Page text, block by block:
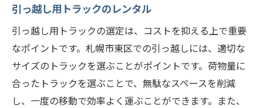
引っ越し用トラックのレンタル
引っ越し用トラックの選定は、コストを抑える上で重要
なポイントです。札幌市東区での引っ越しには、適切な
サイズのトラックを選ぶことがポイントです。荷物量に
合ったトラックを選ぶことで、無駄なスペースを削減
し、一度の移動で効率よく運ぶことができます。また、